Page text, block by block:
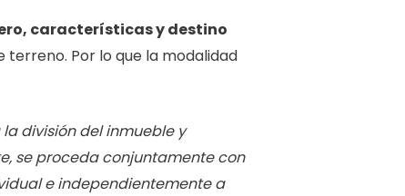
características y destino
Por lo que la modalidad
división del inmueble y
se proceda conjuntamente con
e independientemente a